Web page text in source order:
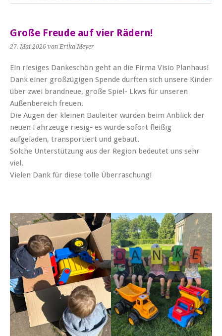
Große Freude auf vier Rädern!
27. Mai 2026 von Erika Meyer
Ein riesiges Dankeschön geht an die Firma Visio Planhaus!
Dank einer großzügigen Spende durften sich unsere Kinder
über zwei brandneue, große Spiel- Lkws für unseren
Außenbereich freuen.
Die Augen der kleinen Bauleiter wurden beim Anblick der
neuen Fahrzeuge riesig- es wurde sofort fleißig
aufgeladen, transportiert und gebaut.
Solche Unterstützung aus der Region bedeutet uns sehr
viel.
Vielen Dank für diese tolle Überraschung!